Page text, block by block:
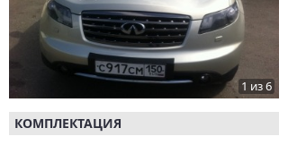
1 из 6
КОМПЛЕКТАЦИЯ